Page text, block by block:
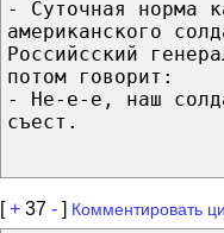
- Суточная норма
американского
Российсский
потом говорит:
- Не-е-е, наш
съест.
[+ 37 - ] Комментировать